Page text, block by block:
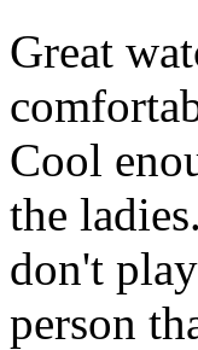
Great
Cool
the
don't
person